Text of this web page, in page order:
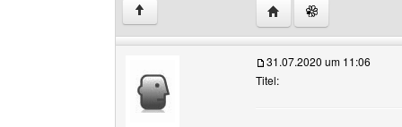
↑ Website dieses
31.07.2020 um 11:06
Titel: